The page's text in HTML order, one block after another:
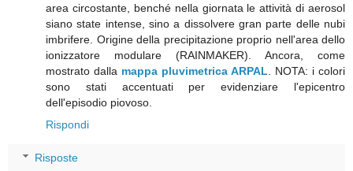
area circostante, benché nella giornata le attività di aerosol
siano state intense, sino a dissolvere gran parte delle nubi
imbrifere. Origine della precipitazione proprio nell'area dello
ionizzatore modulare (RAINMAKER). Ancora, come
mostrato dalla mappa pluvimetrica ARPAL. NOTA: i colori
sono stati accentuati per evidenziare l'epicentro
dell'episodio piovoso.
Rispondi
Risposte